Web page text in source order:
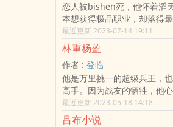
恋人被bishen死，他怀着滔
本想获得极品职业，却落得
绝世废物；天dao酬有志者，
收获；极品职业，携手佳人
起；战魂、武魂、血魂、法
当前，且看他如何力挽狂澜
待ai情、亲情和友情！国家
家！纷扰世间，且看他如何
剑士、骑士，中西合璧，各
尽在——《网游之九转lun回》
最近更新 2023-07-14 19:11
林重杨盈
作者 : 登临
他是万里挑一的超级兵王，
高手。因为战友的牺牲，他
想他在这繁华世界竟然招蜂
迷茫中，他似乎也瞥见了希
最近更新 2023-05-18 14:18
吕布小说